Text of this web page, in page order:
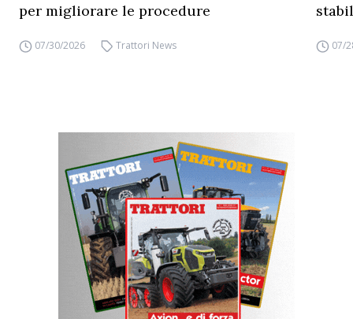
per migliorare le procedure
07/30/2026 Trattori News 07/